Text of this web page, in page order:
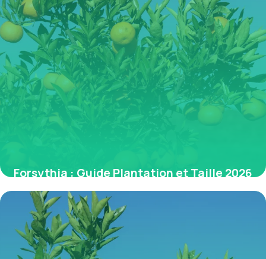
Forsythia : Guide Plantation et Taille 2026
5 juillet 2026